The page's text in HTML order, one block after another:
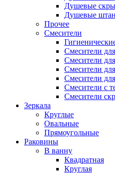
Душевые
Душевые
Прочее
Смесители
Смесители
Смесители
Смесители
Смесители
Смесители с
Смесители
Зеркала
Круглые
Овальные
Прямоугольные
Раковины
В ванну
Квадратная
Круглая